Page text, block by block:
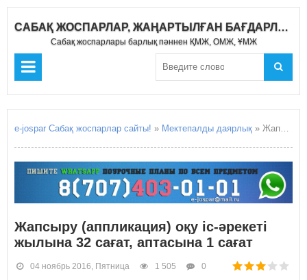
САБАҚ ЖОСПАРЛАР, ЖАҢАРТЫЛҒАН БАҒДАРЛАМА 2019-2020
Сабақ жоспарлары барлық пәннен ҚМЖ, ОМЖ, ҰМЖ
e-jospar Сабақ жоспарлар сайты! » Мектепалды даярлық » Жапсыру (аппликация) оқу іс-әрекеті жылына 32 сағат, аптасына 1 сағат
Жапсыру (аппликация) оқу іс-әрекеті
жылына 32 сағат, аптасына 1 сағат
04 ноябрь 2016, Пятница 1 505 0